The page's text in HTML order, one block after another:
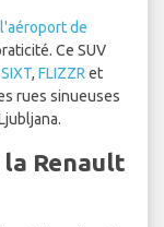
l'aéroport de
Ce SUV
SIXT, FLIZZR et
rues sinueuses
Renault